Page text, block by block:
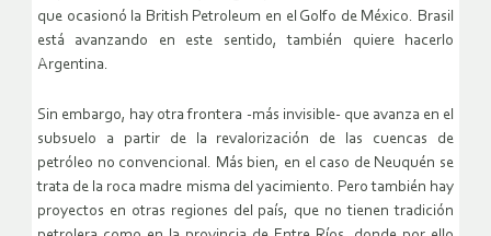
que ocasionó la British Petroleum en el Golfo de México. Brasil
está avanzando en este sentido, también quiere hacerlo
Argentina.
Sin embargo, hay otra frontera -más invisible- que avanza en el
subsuelo a partir de la revalorización de las cuencas de
petróleo no convencional. Más bien, en el caso de Neuquén se
trata de la roca madre misma del yacimiento. Pero también hay
proyectos en otras regiones del país, que no tienen tradición